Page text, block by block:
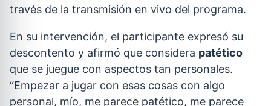
través de la transmisión en vivo del programa.
En su intervención, el participante expresó su
descontento y afirmó que considera patético
que se juegue con aspectos tan personales.
“Empezar a jugar con esas cosas con algo
personal, mío, me parece patético, me parece